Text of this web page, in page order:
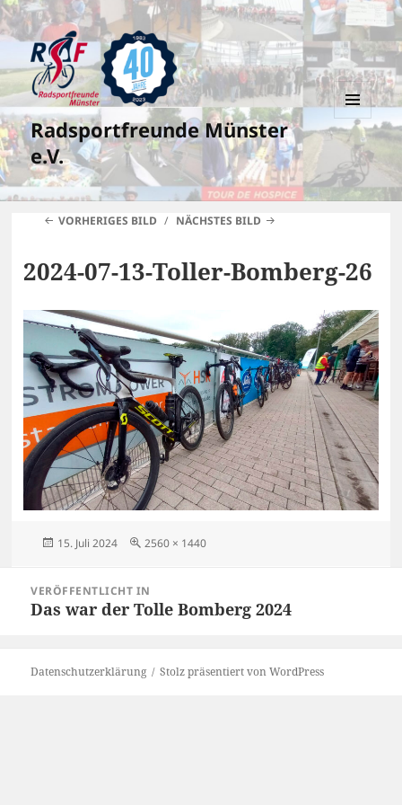
Radsportfreunde Münster
e.V.
MENÜ
UND
WIDGETS
VORHERIGES BILD NÄCHSTES BILD
2024-07-13-Toller-Bomberg-26
Veröffentlicht
15. Juli 2024 Originalgröße
2560 × 1440
VERÖFFENTLICHT IN
Das war der Tolle Bomberg 2024
Datenschutzerklärung Stolz präsentiert von WordPress